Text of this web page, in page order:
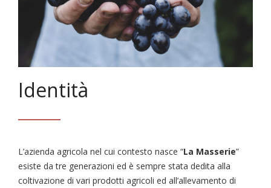
Identità
L’azienda agricola nel cui contesto nasce “La Masserie”
esiste da tre generazioni ed è sempre stata dedita alla
coltivazione di vari prodotti agricoli ed all’allevamento di